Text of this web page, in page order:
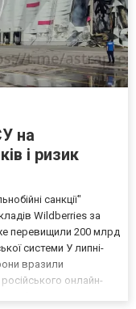
на
і ризик
санкції"
Wildberries за
перевищили 200 млрд
системи У липні-
вразили
онлайн-